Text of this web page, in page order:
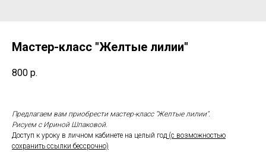
Мастер-класс "Желтые лилии"
800 р.
Предлагаем вам приобрести мастер-класс "Желтые лилии".
Рисуем с Ириной Шпаковой.
Доступ к уроку в личном кабинете на целый год (с возможностью
сохранить ссылки бессрочно)